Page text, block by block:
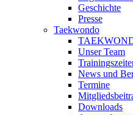
Geschichte
Presse
Taekwondo
Unser Team
News und
Termine
Downloads